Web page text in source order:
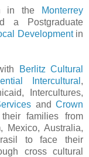
in the
Monterrey
a Postgraduate
Developmentin
Berlitz Cultural
Intercultural ,
Intercultures,
andCrown
families from
Mexico, Australia,
to face their
cross cultural